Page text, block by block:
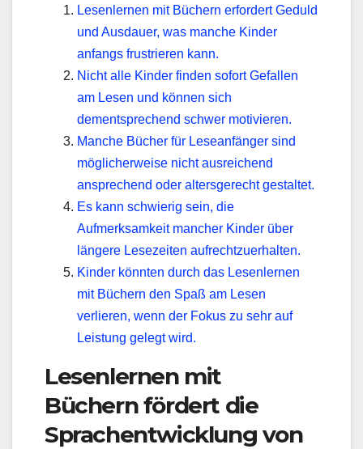
Lesenlernen mit Büchern erfordert Geduld
und Ausdauer, was manche Kinder
anfangs frustrieren kann.
Nicht alle Kinder finden sofort Gefallen
am Lesen und können sich
dementsprechend schwer motivieren.
Manche Bücher für Leseanfänger sind
möglicherweise nicht ausreichend
ansprechend oder altersgerecht gestaltet.
Es kann schwierig sein, die
Aufmerksamkeit mancher Kinder über
längere Lesezeiten aufrechtzuerhalten.
Kinder könnten durch das Lesenlernen
mit Büchern den Spaß am Lesen
verlieren, wenn der Fokus zu sehr auf
Leistung gelegt wird.
Lesenlernen mit
Büchern fördert die
Sprachentwicklung von